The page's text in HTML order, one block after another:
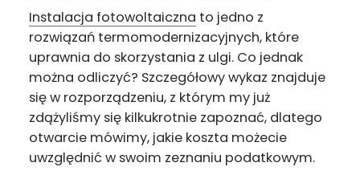
Instalacja fotowoltaiczna to jedno z
rozwiązań termomodernizacyjnych, które
uprawnia do skorzystania z ulgi. Co jednak
można odliczyć? Szczegółowy wykaz znajduje
się w rozporządzeniu, z którym my już
zdążyliśmy się kilkukrotnie zapoznać, dlatego
otwarcie mówimy, jakie koszta możecie
uwzględnić w swoim zeznaniu podatkowym.